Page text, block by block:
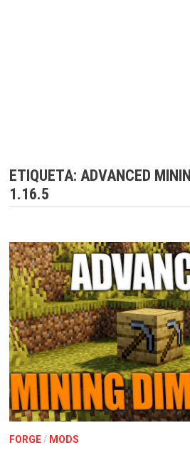
ETIQUETA: ADVANCED
1.16.5
FORGE/ MODS